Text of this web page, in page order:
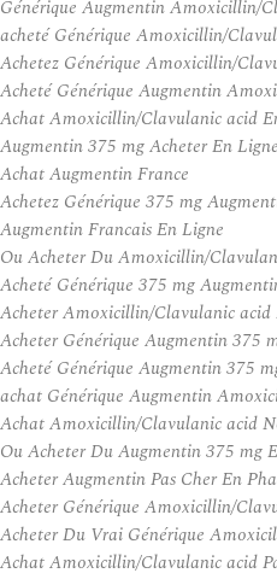
Générique Augmentin Amoxicillin/
acheté Générique Amoxicillin/
Achetez Générique Amoxicillin/
Acheté Générique Augmentin
Achat Amoxicillin/Clavulanic acid
Augmentin 375 mg Acheter En
Achat Augmentin France
Achetez Générique 375 mg
Augmentin Francais En Ligne
Ou Acheter Du Amoxicillin/
Acheté Générique 375 mg
Acheter Amoxicillin/Clavulanic acid
Acheter Générique Augmentin 375
Acheté Générique Augmentin 375
achat Générique Augmentin
Achat Amoxicillin/Clavulanic acid
Ou Acheter Du Augmentin 375 mg
Acheter Augmentin Pas Cher En
Acheter Générique Amoxicillin/
Acheter Du Vrai Générique
Achat Amoxicillin/Clavulanic acid